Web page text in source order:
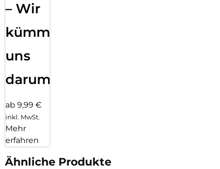
– Wir
kümmern
uns
darum!
ab 9,99 €
inkl. MwSt.
Mehr
erfahren
Ähnliche Produkte